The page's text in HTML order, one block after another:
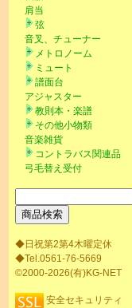
肩当
弦
音叉、チューナー
メトロノーム
ミュート
譜面台
アジャスター
教則本・楽譜
その他小物類
音楽雑貨
コントラバス関連品
弓毛替え受付
◆日祝第2第4木曜定休
◆Tel.0561-76-5669
©2000-2026(有)KG-NET
安全セキュリティ